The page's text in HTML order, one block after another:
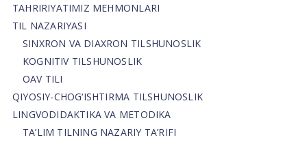
TAHRIRIYATIMIZ MEHMONLARI
TIL NAZARIYASI
SINXRON VA DIAXRON TILSHUNOSLIK
KOGNITIV TILSHUNOSLIK
OAV TILI
QIYOSIY-CHOG‘ISHTIRMA TILSHUNOSLIK
LINGVODIDAKTIKA VA METODIKA
TA’LIM TILNING NAZARIY TA’RIFI